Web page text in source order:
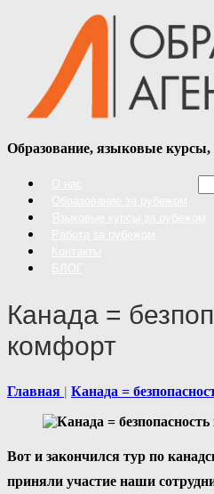
Образование, языковые
Канада =
комфорт
Главная Канада =
Вот и закончился тур по
приняли участие наши